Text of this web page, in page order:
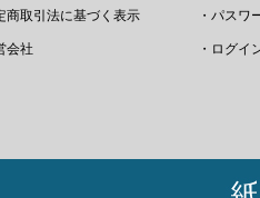
商取引法に基づく表示
会社
・パスワ
・ログイ